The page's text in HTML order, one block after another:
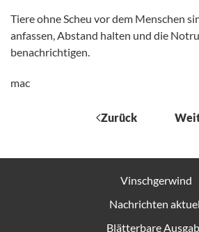
Tiere ohne Scheu vor dem Menschen
anfassen, Abstand halten und die
benachrichtigen.
mac
Zurück
Vinschgerwind
Nachrichten
Blätterbare